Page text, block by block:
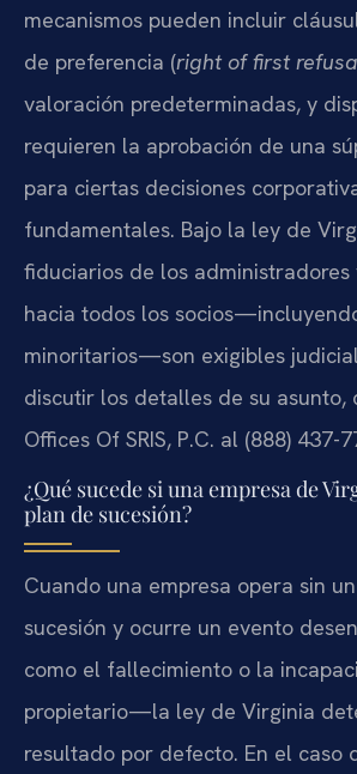
mecanismos pueden incluir
de preferencia (right of first
valoración predeterminadas, y
requieren la aprobación de una
para ciertas decisiones
fundamentales. Bajo la ley de
fiduciarios de los administradores
hacia todos los
minoritarios—son exigibles
discutir los detalles de su asunto,
Offices Of SRIS, P.C. al (888) 437-
¿Qué sucede si una empresa de
plan de sucesión?
Cuando una empresa opera sin
sucesión y ocurre un evento
como el fallecimiento o la
propietario—la ley de Virginia
resultado por defecto. En el caso